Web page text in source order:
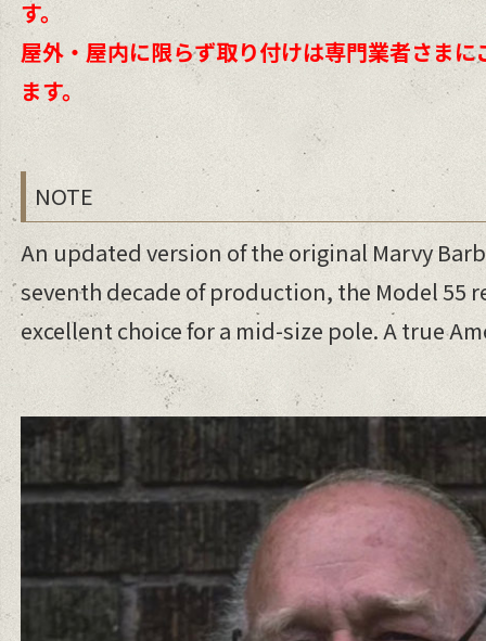
す。
屋外・屋内に限らず取り付けは専門業者さま
ます。
NOTE
An updated version of the original Marvy
seventh decade of production, the Model 55
excellent choice for a mid-size pole. A true